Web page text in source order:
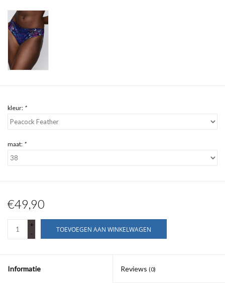
kleur: *
maat: *
€49,90
+
-
TOEVOEGEN AAN WINKELWAGEN
Informatie Reviews (0)